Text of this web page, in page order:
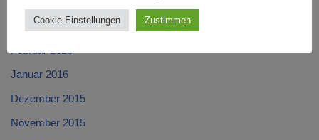
März 2016
Februar 2016
Januar 2016
Dezember 2015
November 2015
Cookie Einstellungen Zustimmen